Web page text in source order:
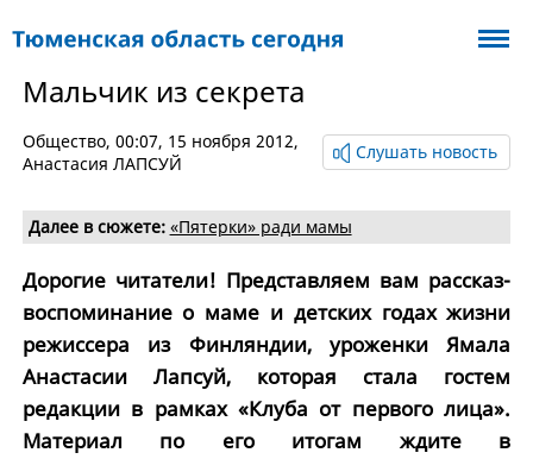
Мальчик из секрета
Общество, 00:07, 15 ноября 2012,
Анастасия ЛАПСУЙ
Слушать новость
Далее в сюжете: «Пятерки» ради мамы
Дорогие читатели! Представляем вам рассказ-
воспоминание о маме и детских годах жизни
режиссера из Финляндии, уроженки Ямала
Анастасии Лапсуй, которая стала гостем
редакции в рамках «Клуба от первого лица».
Материал по его итогам ждите в